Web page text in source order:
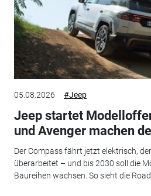
05.08.2026 #Jeep
Jeep startet
und Avenger machen
Der Compass fährt jetzt elektrisch,
überarbeitet – und bis 2030 soll die
Baureihen wachsen. So sieht die